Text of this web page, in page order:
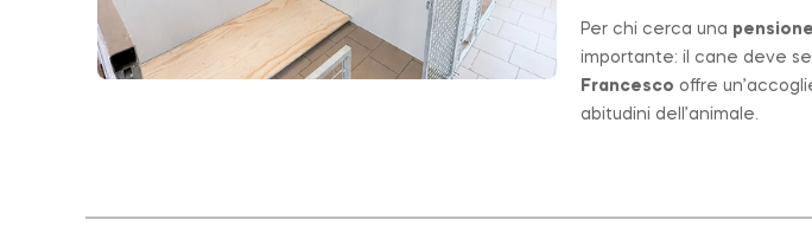
Per chi cerca una
importante: il cane deve
Francesco offre
abitudini dell’animale.